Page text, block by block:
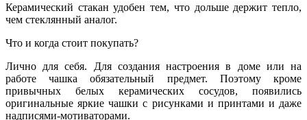
Керамический стакан удобен тем, что дольше держит тепло,
чем стеклянный аналог.
Что и когда стоит покупать?
Лично для себя. Для создания настроения в доме или на
работе чашка обязательный предмет. Поэтому кроме
привычных белых керамических сосудов, появились
оригинальные яркие чашки с рисунками и принтами и даже
надписями-мотиваторами.